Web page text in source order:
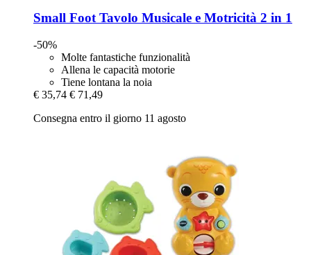
Small Foot Tavolo Musicale e Motricità 2 in 1
-50%
Molte fantastiche funzionalità
Allena le capacità motorie
Tiene lontana la noia
€ 35,74 € 71,49
Consegna entro il giorno 11 agosto